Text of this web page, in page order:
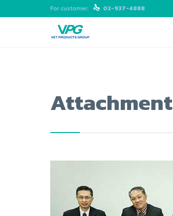
For customer:  02-937-4888
Attachment